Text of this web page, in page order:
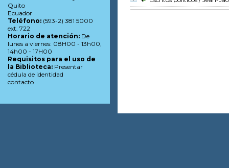
Quito
Ecuador
Teléfono: (593-2) 381 5000
ext. 722
Horario de atención: De
lunes a viernes: 08H00 - 13h00,
14h00 - 17H00
Requisitos para el uso de
la Biblioteca: Presentar
cédula de identidad
contacto